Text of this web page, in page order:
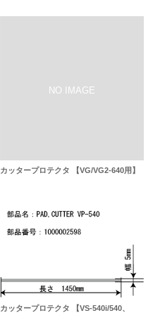
カッタープロテクタ 【VG/VG2-640用】
カッタープロテクタ 【VS-540i/540、